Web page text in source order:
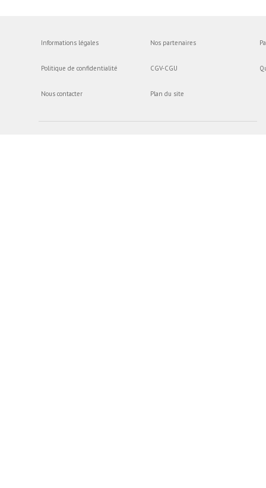
Informations légales
Politique de confidentialité
Nous contacter
Nos partenaires
CGV-CGU
Plan du site